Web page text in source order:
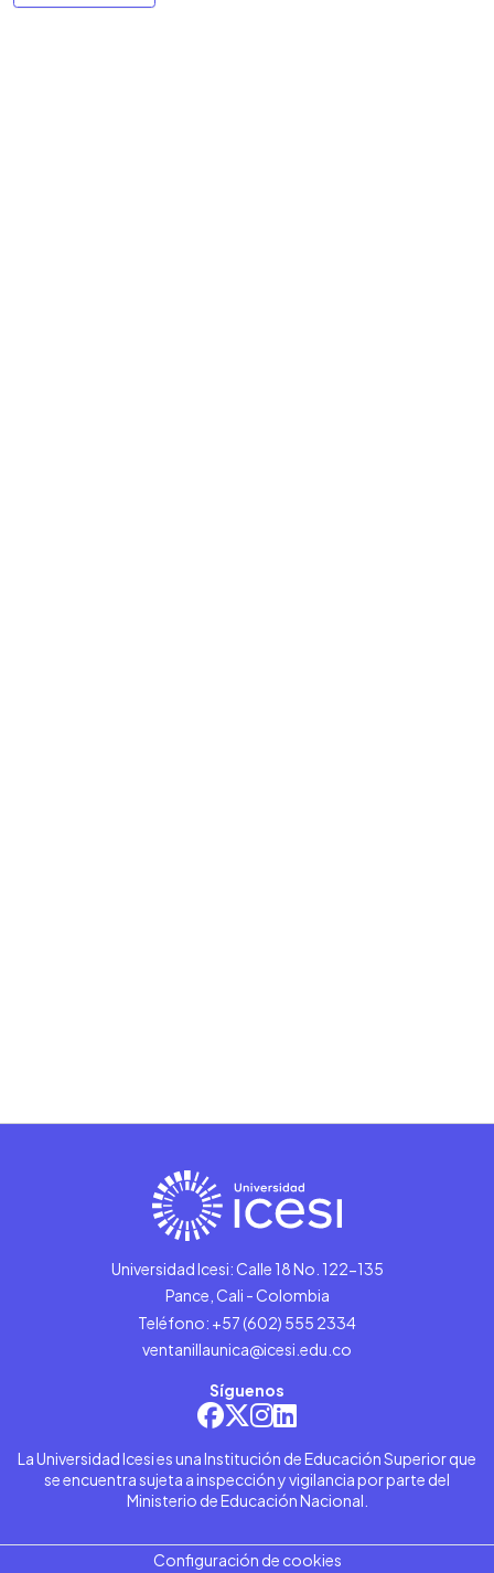
Universidad Icesi: Calle 18 No. 122-135
Pance, Cali - Colombia
Teléfono: +57 (602) 555 2334
ventanillaunica@icesi.edu.co
Síguenos
La Universidad Icesi es una Institución de Educación Superior que
se encuentra sujeta a inspección y vigilancia por parte del
Ministerio de Educación Nacional.
Configuración de cookies